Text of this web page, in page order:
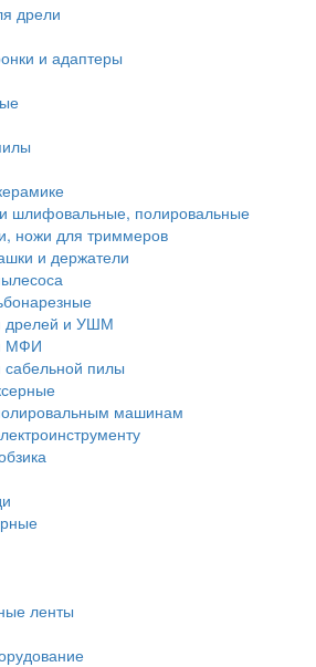
дрели
и адаптеры
шлифовальные, полировальные
ножи для триммеров
и держатели
дрелей и УШМ
МФИ
сабельной пилы
машинам
ленты